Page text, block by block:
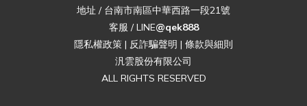
地址 / 台南市南區中華西路一段21號
客服 / LINE@qek888
隱私權政策 | 反詐騙聲明 | 條款與細則
汎雲股份有限公司
ALL RIGHTS RESERVED